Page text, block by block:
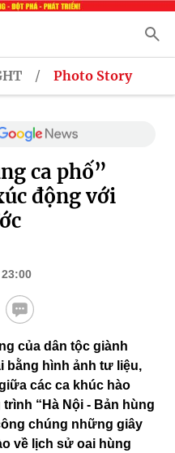
/ Photo Story
ca phố”
động với
của dân tộc giành
hình ảnh tư liệu,
các ca khúc hào
“Hà Nội - Bản hùng
chúng những giây
về lịch sử oai hùng